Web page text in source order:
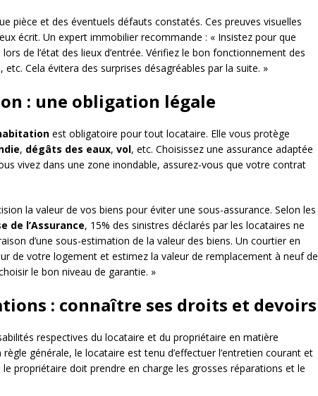
pièce et des éventuels défauts constatés. Ces preuves visuelles
écrit. Un expert immobilier recommande : « Insistez pour que
de l’état des lieux d’entrée. Vérifiez le bon fonctionnement des
Cela évitera des surprises désagréables par la suite. »
: une obligation légale
est obligatoire pour tout locataire. Elle vous protège
, dégâts des eaux, vol, etc. Choisissez une assurance adaptée
vivez dans une zone inondable, assurez-vous que votre contrat
la valeur de vos biens pour éviter une sous-assurance. Selon les
de l’Assurance, 15% des sinistres déclarés par les locataires ne
d’une sous-estimation de la valeur des biens. Un courtier en
de votre logement et estimez la valeur de remplacement à neuf de
le bon niveau de garantie. »
: connaître ses droits et devoirs
respectives du locataire et du propriétaire en matière
règle générale, le locataire est tenu d’effectuer l’entretien courant et
propriétaire doit prendre en charge les grosses réparations et le